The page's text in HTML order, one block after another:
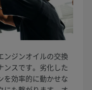
ンジンオイルの交換
ンスです。劣化した
を効率的に動かせな